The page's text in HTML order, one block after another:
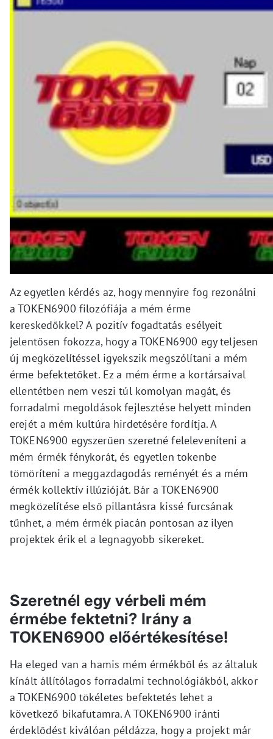
Az egyetlen kérdés az, hogy mennyire fog rezonálni
a TOKEN6900 filozófiája a mém érme
kereskedőkkel? A pozitív fogadtatás esélyeit
jelentősen fokozza, hogy a TOKEN6900 egy teljesen
új megközelítéssel igyekszik megszólítani a mém
érme befektetőket. Ez a mém érme a kortársaival
ellentétben nem veszi túl komolyan magát, és
forradalmi megoldások fejlesztése helyett minden
erejét a mém kultúra hirdetésére fordítja. A
TOKEN6900 egyszerűen szeretné feleleveníteni a
mém érmék fénykorát, és egyetlen tokenbe
tömöríteni a meggazdagodás reményét és a mém
érmék kollektív illúzióját. Bár a TOKEN6900
megközelítése első pillantásra kissé furcsának
tűnhet, a mém érmék piacán pontosan az ilyen
projektek érik el a legnagyobb sikereket.
Szeretnél egy vérbeli mém
érmébe fektetni? Irány a
TOKEN6900 előértékesítése!
Ha eleged van a hamis mém érmékből és az általuk
kínált állítólagos forradalmi technológiákból, akkor
a TOKEN6900 tökéletes befektetés lehet a
következő bikafutamra. A TOKEN6900 iránti
érdeklődést kiválóan példázza, hogy a projekt már